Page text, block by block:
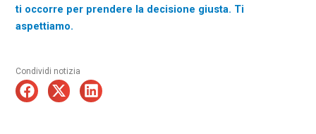
ti occorre per prendere la decisione giusta. Ti
aspettiamo.
Condividi notizia
Precedente